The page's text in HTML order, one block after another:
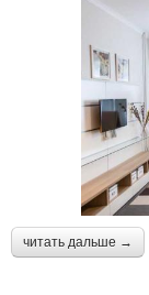
читать дальше →